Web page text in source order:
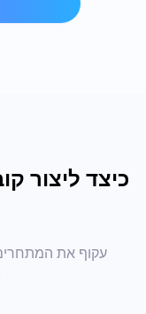
כיצד ליצור
עקוף את